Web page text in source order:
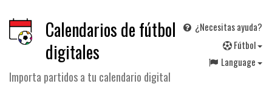
Calendarios de fútbol
digitales
Importa partidos a tu calendario digital
¿Necesitas ayuda?
Fútbol
Language